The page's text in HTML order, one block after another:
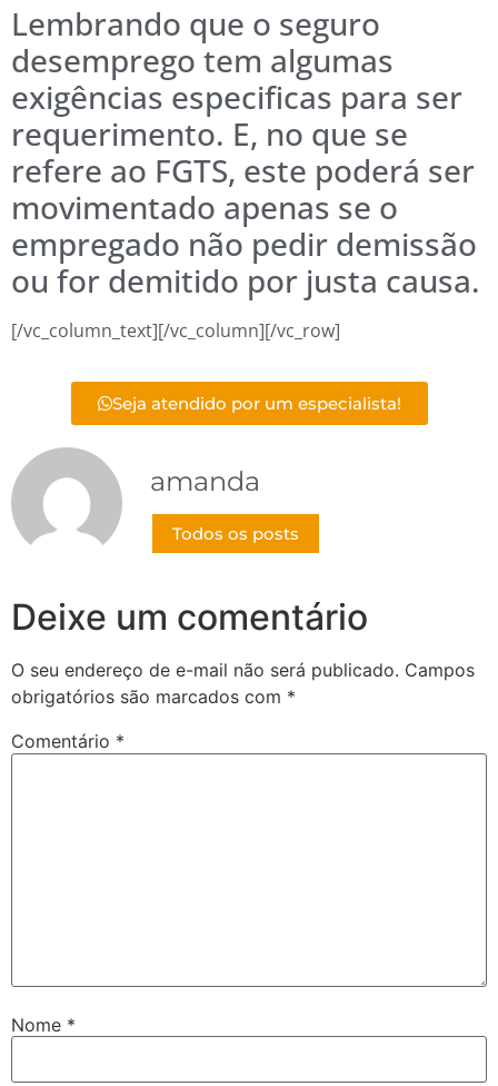
Lembrando que o seguro
desemprego tem algumas
exigências especificas para ser
requerimento. E, no que se
refere ao FGTS, este poderá ser
movimentado apenas se o
empregado não pedir demissão
ou for demitido por justa causa.
[/vc_column_text][/vc_column][/vc_row]
Seja atendido por um especialista!
amanda
Todos os posts
Deixe um comentário
O seu endereço de e-mail não será publicado. Campos
obrigatórios são marcados com *
Comentário *
Nome *